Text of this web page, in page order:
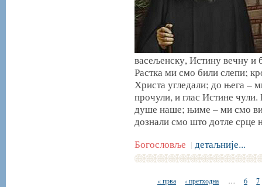
васељенску, Истину вечну
Растка ми смо били слепи;
Христа угледали; до њега –
прочули, и глас Истине чули.
душе наше; њиме – ми смо
дознали смо што дотле срце
Богословље | детаљније...
« прва ‹ претходна … 6 7